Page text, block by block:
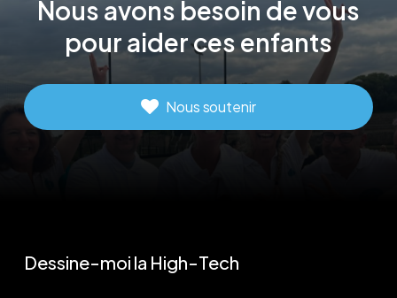
Nous avons besoin devous
pour aidercesenfants
Nous soutenir
Dessine-moi la High-Tech